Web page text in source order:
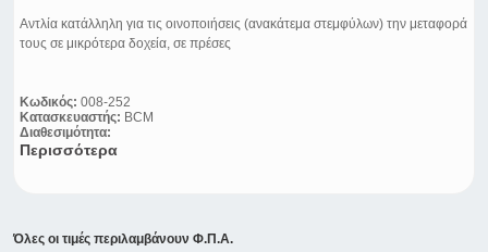
Αντλία κατάλληλη για τις οινοποιήσεις (ανακάτεμα στεμφύλων) την μεταφορά
τους σε μικρότερα δοχεία, σε πρέσες
Κωδικός: 008-252
Κατασκευαστής: BCM
Διαθεσιμότητα:
Περισσότερα
Όλες οι τιμές περιλαμβάνουν Φ.Π.Α.